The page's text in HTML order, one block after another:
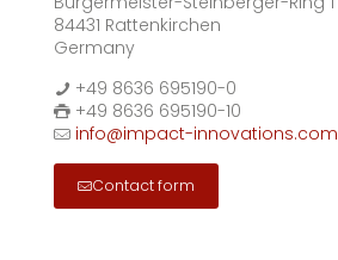
84431 Rattenkirchen
Germany
+49 8636 695190-0
+49 8636 695190-10
info@impact-innovations.com
Contact form